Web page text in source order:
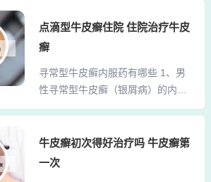
为100mg/支，用药方式为皮下注
射，初始剂量为第0周、4周及之后
销政策，相当于14000元一支...
该院皮肤科在学术影响和科技产出
方面表现不俗，综合排名第九。 四
全国也具有较高的知名度和影响
力，综合排名第十。北京大学医院
皮肤科：作为国内一流的皮肤科医
学方面都有着深厚的积累，特别在
一些罕见皮肤病的诊治方面享有盛
点滴型牛皮癣住院 住院治疗牛皮
癣
寻常型牛皮癣内服药有哪些 1、男
性寻常型牛皮癣（银屑病）的内服
药主要包括以下几类：抗感染药物
菌素等抗生素或抗菌药物。作用机
制：细菌、病毒或真菌感染是银屑
牛皮癣初次得好治疗吗 牛皮癣第
一次